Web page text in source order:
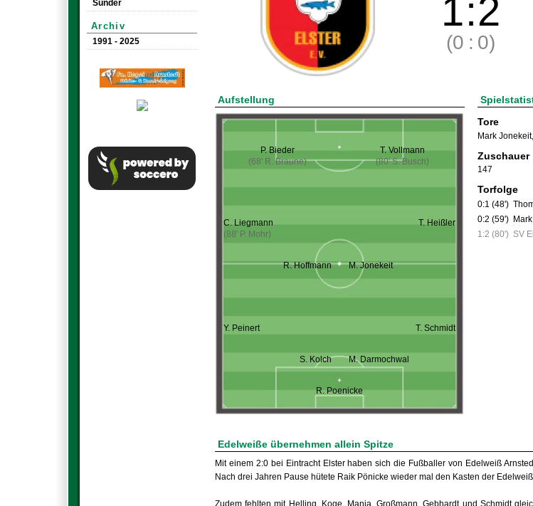
Sünder
Archiv
1991 - 2025
1:2
(0 : 0)
Aufstellung
P. Bieder
(68' R. Braune)
T. Vollmann
(80' S. Busch)
C. Liegmann
(88' P. Mohr)
T. Heißler
R. Hoffmann M. Jonekeit
Y. Peinert T. Schmidt
S. Kolch M. Darmochwal
R. Poenicke
Tore
Mark Jonekeit,
Zuschauer
147
Torfolge
0:1 (48')
0:2 (59')
1:2 (80') SV
Edelweiße übernehmen allein Spitze
Mit einem 2:0 bei Eintracht Elster haben sich die Fußballer von Edelweiß
Nach drei Jahren Pause hütete Raik Pönicke wieder mal den Kasten der
Zudem fehlten mit Helling, Koge, Mania, Großmann, Gebhardt und Schmidt